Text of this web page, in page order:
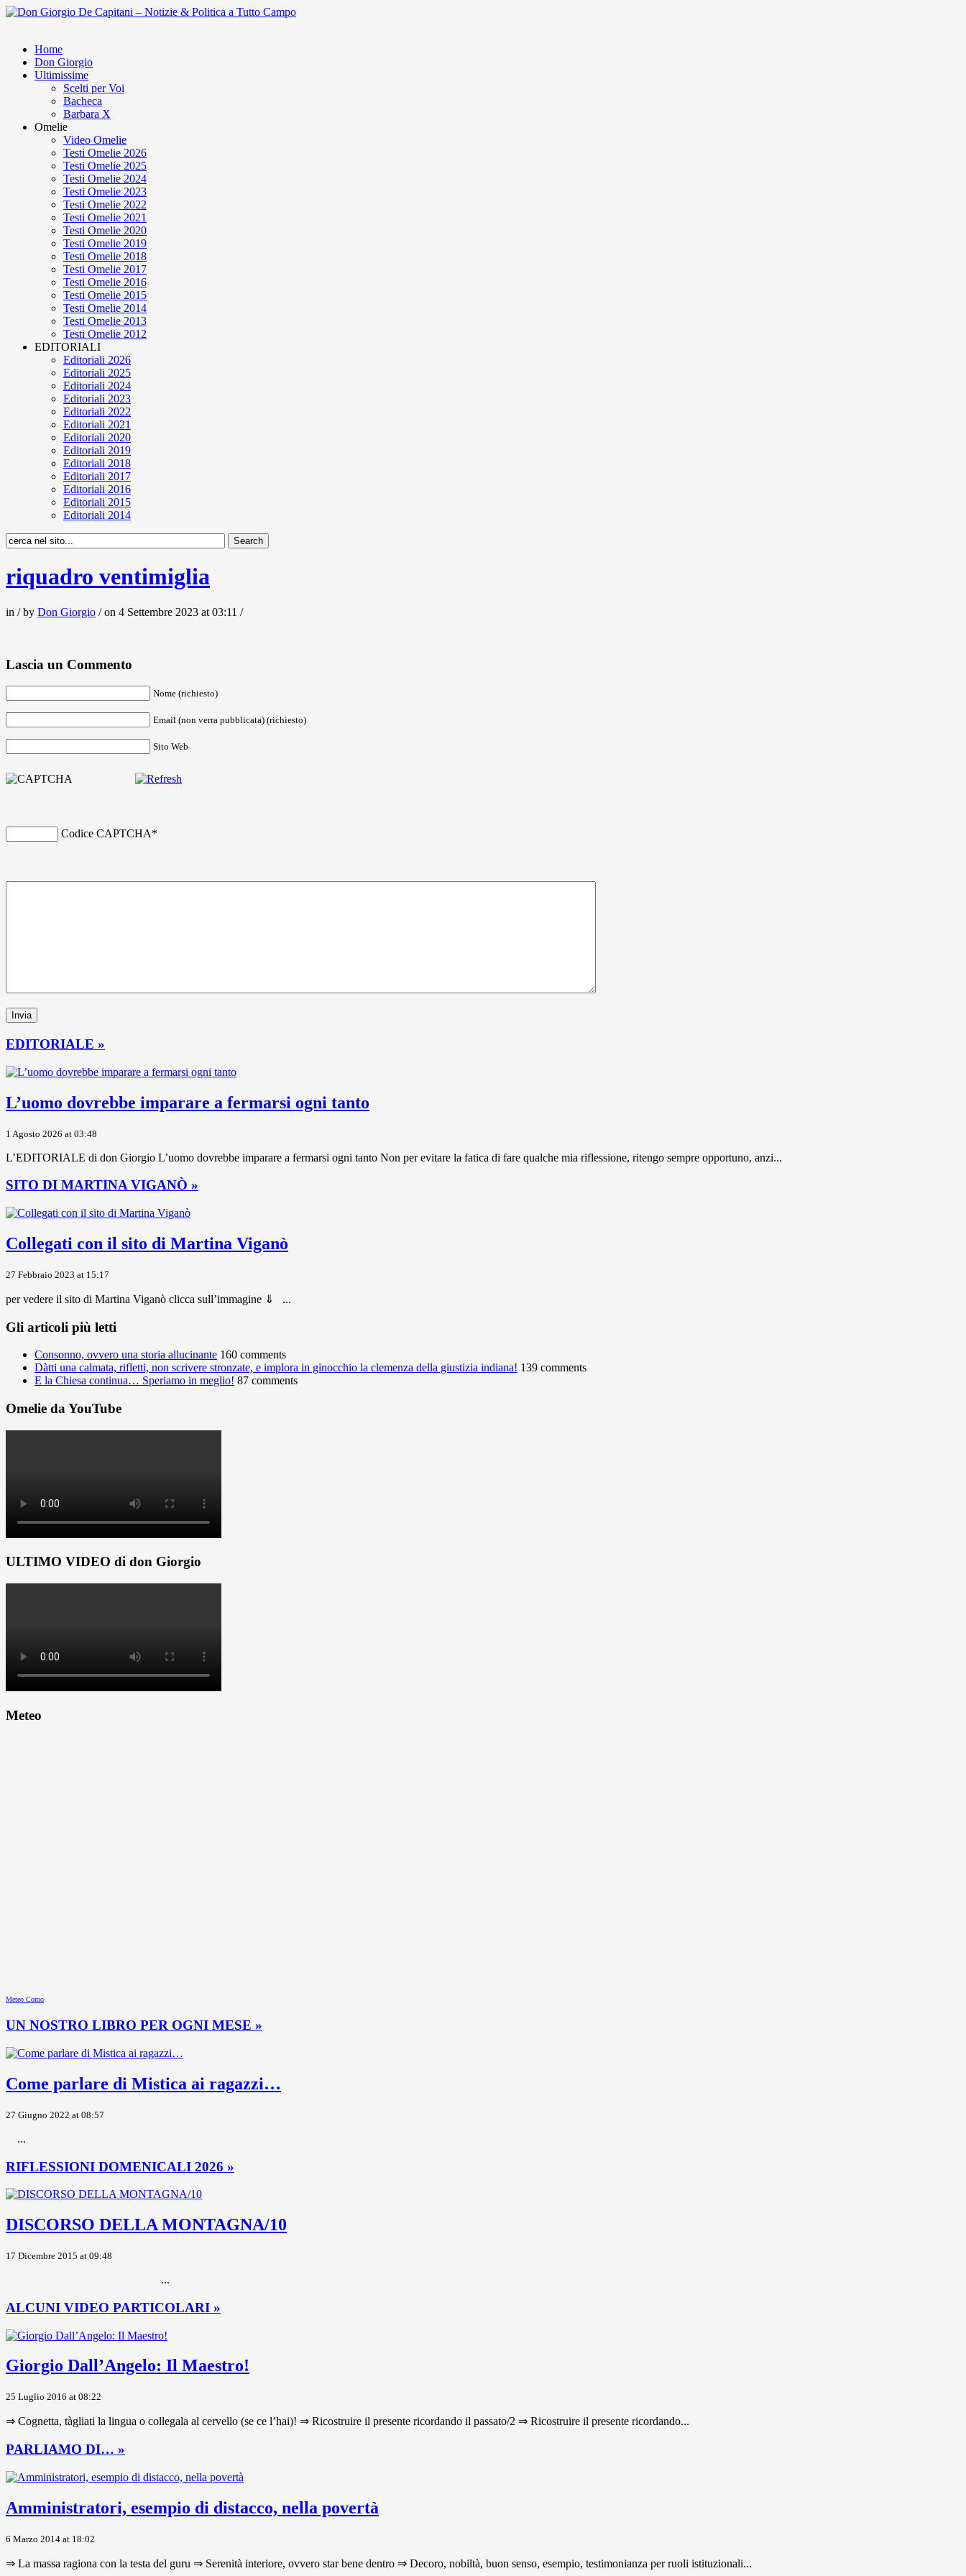
Home
Don Giorgio
Ultimissime
Scelti per Voi
Bacheca
Barbara X
Omelie
Video Omelie
Testi Omelie 2026
Testi Omelie 2025
Testi Omelie 2024
Testi Omelie 2023
Testi Omelie 2022
Testi Omelie 2021
Testi Omelie 2020
Testi Omelie 2019
Testi Omelie 2018
Testi Omelie 2017
Testi Omelie 2016
Testi Omelie 2015
Testi Omelie 2014
Testi Omelie 2013
Testi Omelie 2012
EDITORIALI
Editoriali 2026
Editoriali 2025
Editoriali 2024
Editoriali 2023
Editoriali 2022
Editoriali 2021
Editoriali 2020
Editoriali 2019
Editoriali 2018
Editoriali 2017
Editoriali 2016
Editoriali 2015
Editoriali 2014
riquadro ventimiglia
in / by Don Giorgio / on 4 Settembre 2023 at 03:11 /
Lascia un Commento
Nome (richiesto)
Email (non verra pubblicata) (richiesto)
Sito Web
Codice CAPTCHA*
EDITORIALE »
L’uomo dovrebbe imparare a fermarsi ogni tanto
1 Agosto 2026 at 03:48
L’EDITORIALE di don Giorgio L’uomo dovrebbe imparare a fermarsi ogni tanto Non per evitare la fatica di fare qualche mia riflessione, ritengo sempre opportuno, anzi...
SITO DI MARTINA VIGANÒ »
Collegati con il sito di Martina Viganò
27 Febbraio 2023 at 15:17
per vedere il sito di Martina Viganò clicca sull’immagine ⇓ ...
Gli articoli più letti
Consonno, ovvero una storia allucinante 160 comments
Dàtti una calmata, rifletti, non scrivere stronzate, e implora in ginocchio la clemenza della giustizia indiana! 139 comments
E la Chiesa continua… Speriamo in meglio! 87 comments
Omelie da YouTube
ULTIMO VIDEO di don Giorgio
Meteo
Meteo Como
UN NOSTRO LIBRO PER OGNI MESE »
Come parlare di Mistica ai ragazzi…
27 Giugno 2022 at 08:57
...
RIFLESSIONI DOMENICALI 2026 »
DISCORSO DELLA MONTAGNA/10
17 Dicembre 2015 at 09:48
...
ALCUNI VIDEO PARTICOLARI »
Giorgio Dall’Angelo: Il Maestro!
25 Luglio 2016 at 08:22
⇒ Cognetta, tàgliati la lingua o collegala al cervello (se ce l’hai)! ⇒ Ricostruire il presente ricordando il passato/2 ⇒ Ricostruire il presente ricordando...
PARLIAMO DI… »
Amministratori, esempio di distacco, nella povertà
6 Marzo 2014 at 18:02
⇒ La massa ragiona con la testa del guru ⇒ Serenità interiore, ovvero star bene dentro ⇒ Decoro, nobiltà, buon senso, esempio, testimonianza per ruoli istituzionali...